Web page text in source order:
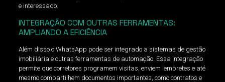
e interessado.
INTEGRAÇÃO COM OUTRAS FERRAMENTAS:
AMPLIANDO A EFICIÊNCIA
Além disso o WhatsApp pode ser integrado a sistemas de gestão
imobiliária e outras ferramentas de automação. Essa integração
permite que corretores programem visitas, enviem lembretes e até
mesmo compartilhem documentos importantes, como contratos e